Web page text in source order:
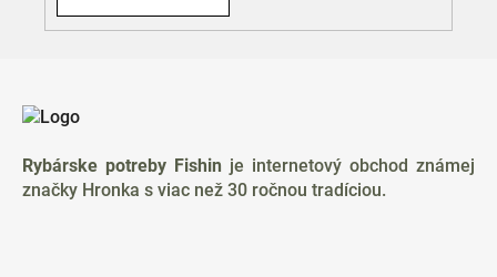
Rybárske potreby Fishin je internetový obchod známej
značky Hronka s viac než 30 ročnou tradíciou.